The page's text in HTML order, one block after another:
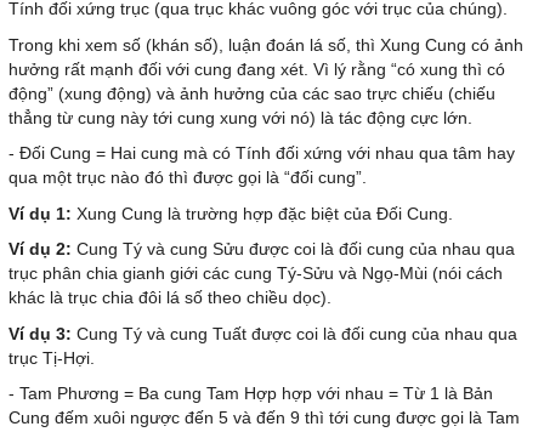
Tính đối xứng trục (qua trục khác vuông góc với trục của chúng).
Trong khi xem số (khán số), luận đoán lá số, thì Xung Cung có ảnh
hưởng rất mạnh đối với cung đang xét. Vì lý rằng “có xung thì có
động” (xung động) và ảnh hưởng của các sao trực chiếu (chiếu
thẳng từ cung này tới cung xung với nó) là tác động cực lớn.
- Đối Cung = Hai cung mà có Tính đối xứng với nhau qua tâm hay
qua một trục nào đó thì được gọi là “đối cung”.
Ví dụ 1: Xung Cung là trường hợp đặc biệt của Đối Cung.
Ví dụ 2: Cung Tý và cung Sửu được coi là đối cung của nhau qua
trục phân chia gianh giới các cung Tý-Sửu và Ngọ-Mùi (nói cách
khác là trục chia đôi lá số theo chiều dọc).
Ví dụ 3: Cung Tý và cung Tuất được coi là đối cung của nhau qua
trục Tị-Hợi.
- Tam Phương = Ba cung Tam Hợp hợp với nhau = Từ 1 là Bản
Cung đếm xuôi ngược đến 5 và đến 9 thì tới cung được gọi là Tam